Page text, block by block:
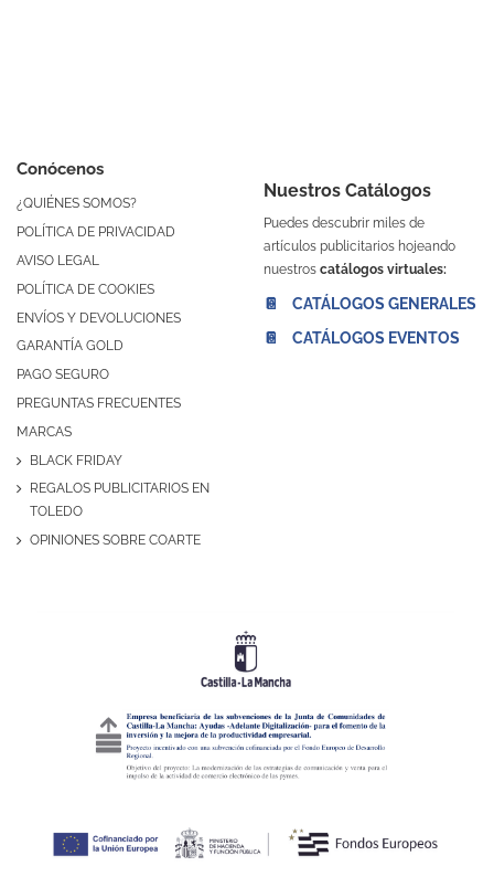
Conócenos
¿QUIÉNES SOMOS?
POLÍTICA DE PRIVACIDAD
AVISO LEGAL
POLÍTICA DE COOKIES
ENVÍOS Y DEVOLUCIONES
GARANTÍA GOLD
PAGO SEGURO
PREGUNTAS FRECUENTES
MARCAS
BLACK FRIDAY
REGALOS PUBLICITARIOS EN
TOLEDO
OPINIONES SOBRE COARTE
Nuestros Catálogos
Puedes descubrir miles de
artículos publicitarios hojeando
nuestros catálogos virtuales:
📔 CATÁLOGOS GENERALES
📔 CATÁLOGOS EVENTOS